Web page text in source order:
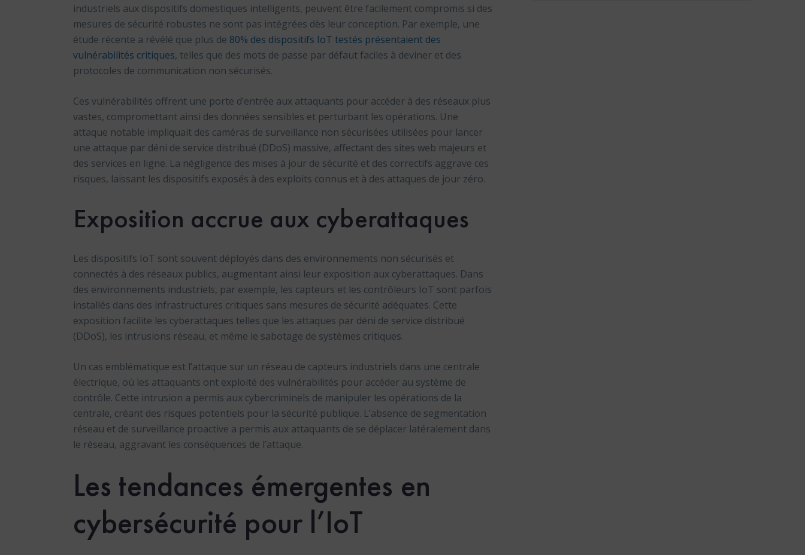
industriels aux dispositifs domestiques intelligents, peuvent être facilement compromis si des
mesures de sécurité robustes ne sont pas intégrées dès leur conception. Par exemple, une
étude récente a révélé que plus de 80% des dispositifs IoT testés présentaient des
vulnérabilités critiques, telles que des mots de passe par défaut faciles à deviner et des
protocoles de communication non sécurisés.
Ces vulnérabilités offrent une porte d’entrée aux attaquants pour accéder à des réseaux plus
vastes, compromettant ainsi des données sensibles et perturbant les opérations. Une
attaque notable impliquait des caméras de surveillance non sécurisées utilisées pour lancer
une attaque par déni de service distribué (DDoS) massive, affectant des sites web majeurs et
des services en ligne. La négligence des mises à jour de sécurité et des correctifs aggrave ces
risques, laissant les dispositifs exposés à des exploits connus et à des attaques de jour zéro.
Exposition accrue aux cyberattaques
Les dispositifs IoT sont souvent déployés dans des environnements non sécurisés et
connectés à des réseaux publics, augmentant ainsi leur exposition aux cyberattaques. Dans
des environnements industriels, par exemple, les capteurs et les contrôleurs IoT sont parfois
installés dans des infrastructures critiques sans mesures de sécurité adéquates. Cette
exposition facilite les cyberattaques telles que les attaques par déni de service distribué
(DDoS), les intrusions réseau, et même le sabotage de systèmes critiques.
Un cas emblématique est l’attaque sur un réseau de capteurs industriels dans une centrale
électrique, où les attaquants ont exploité des vulnérabilités pour accéder au système de
contrôle. Cette intrusion a permis aux cybercriminels de manipuler les opérations de la
centrale, créant des risques potentiels pour la sécurité publique. L’absence de segmentation
réseau et de surveillance proactive a permis aux attaquants de se déplacer latéralement dans
le réseau, aggravant les conséquences de l’attaque.
Les tendances émergentes en
cybersécurité pour l’IoT